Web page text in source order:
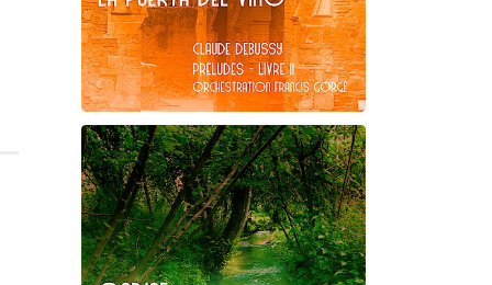
Claude Debussy
La puerta del vino